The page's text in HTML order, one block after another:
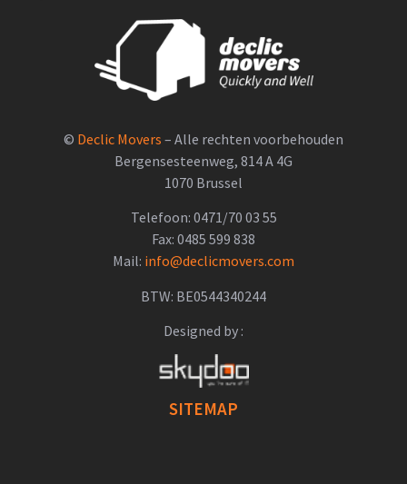
© Declic Movers – Alle rechten voorbehouden
Bergensesteenweg, 814 A 4G
1070 Brussel
Telefoon: 0471/70 03 55
Fax: 0485 599 838
Mail: info@declicmovers.com
BTW: BE0544340244
Designed by :
SITEMAP